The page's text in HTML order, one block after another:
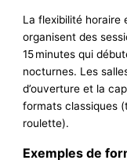
La flexibilité horaire
organisent des
15 minutes qui
nocturnes. Les
d’ouverture et la
formats classiques
roulette).
Exemples de